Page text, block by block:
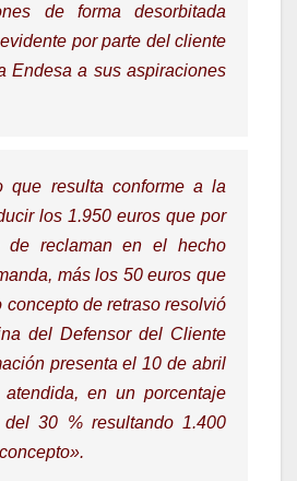
de forma desorbitada
por parte del cliente
Endesa a sus aspiraciones
que resulta conforme a la
los 1.950 euros que por
de reclaman en el hecho
más los 50 euros que
concepto de retraso resolvió
del Defensor del Cliente
presenta el 10 de abril
en un porcentaje
del 30 % resultando 1.400